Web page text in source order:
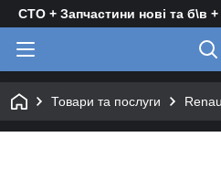
СТО + Запчастини нові та б\в
Товари та послуги